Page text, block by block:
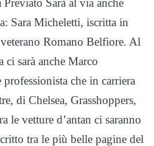
Sarà al via anche
Sara Micheletti, iscritta in
Romano Belfiore. Al
ci sarà anche Marco
che in carriera
di Chelsea, Grasshoppers,
le vetture d’antan ci saranno
tra le più belle pagine del